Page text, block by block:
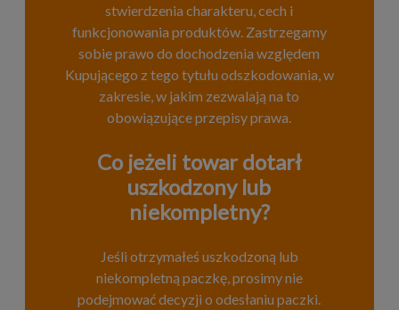
stwierdzenia charakteru, cech i
funkcjonowania produktów. Zastrzegamy
sobie prawo do dochodzenia względem
Kupującego z tego tytułu odszkodowania, w
zakresie, w jakim zezwalają na to
obowiązujące przepisy prawa.
Co jeżeli towar dotarł
uszkodzony lub
niekompletny?
Jeśli otrzymałeś uszkodzoną lub
niekompletną paczkę, prosimy nie
podejmować decyzji o odesłaniu paczki.